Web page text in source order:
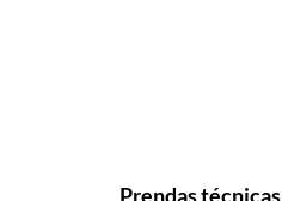
Prendas técnicas